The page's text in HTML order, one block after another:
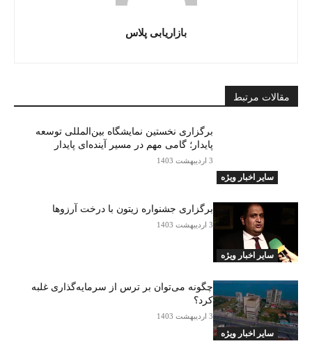
بازاریابی پلاس
مقالات مرتبط
سایر اخبار ویژه
برگزاری نخستین نمایشگاه بین‌المللی توسعه
پایدار؛ گامی مهم در مسیر آینده‌ای پایدار
3 اردیبهشت 1403
سایر اخبار ویژه
برگزاری جشنواره زیتون با درخت آرزوها
3 اردیبهشت 1403
سایر اخبار ویژه
چگونه می‌توان بر ترس از سرمایه‌گذاری غلبه
کرد؟
3 اردیبهشت 1403